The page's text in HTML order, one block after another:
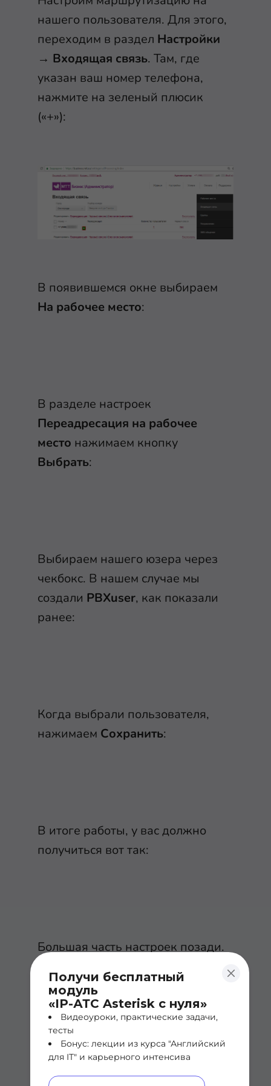
Получи бесплатный
модуль
«IP-АТС Asterisk с нуля»
Видеоуроки, практические задачи,
тесты
Бонус: лекции из курса "Английский
для IT" и карьерного интенсива
нашего пользователя. Для этого,
переходим в раздел Настройки
→ Входящая связь. Там, где
указан ваш номер телефона,
нажмите на зеленый плюсик
(«+»):
В появившемся окне выбираем
На рабочее место:
В разделе настроек
Переадресация на рабочее
место нажимаем кнопку
Выбрать:
Выбираем нашего юзера через
чекбокс. В нашем случае мы
создали PBXuser, как показали
ранее:
Когда выбрали пользователя,
нажимаем Сохранить:
В итоге работы, у вас должно
получиться вот так:
Большая часть настроек позади.
стороне Asterisk. Настройки
выполним черезFreePBX.
Настройки Asterisk